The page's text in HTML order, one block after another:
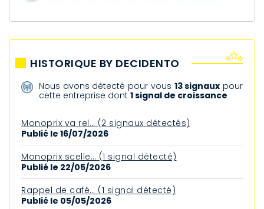
HISTORIQUE BY DECIDENTO
Nous avons détecté pour vous 13 signaux pour
cette entreprise dont1 signal de croissance
Monoprix va rel… (2 signaux détectés)
Publié le 16/07/2026
Monoprix scelle… (1 signal détecté)
Publié le 22/05/2026
Rappel de café… (1 signal détecté)
Publié le 05/05/2026